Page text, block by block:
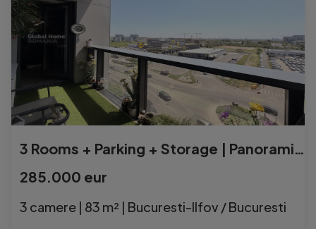
3 Rooms + Parking + Storage | Panoramic View | Cortina North
285.000 eur
3 camere | 83 m² | Bucuresti-Ilfov / Bucuresti